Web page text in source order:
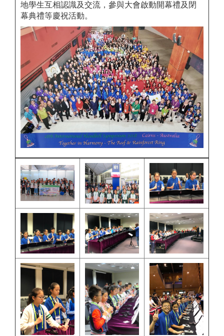
地學生互相認識及交流，參與大會啟動開幕禮及閉
幕典禮等慶祝活動。